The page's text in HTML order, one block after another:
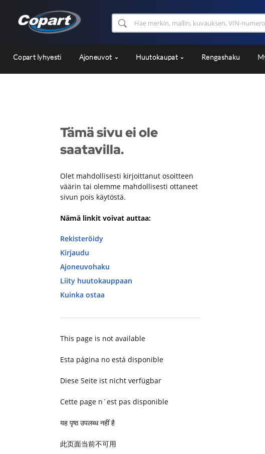
Copart lyhyesti Ajoneuvot Huutokaupat Rengashaku
Tämä sivu ei ole
saatavilla.
Olet mahdollisesti kirjoittanut osoitteen
väärin tai olemme mahdollisesti ottaneet
sivun pois käytöstä.
Nämä linkit voivat auttaa:
Rekisteröidy
Kirjaudu
Ajoneuvohaku
Liity huutokauppaan
Kuinka ostaa
This page is not available
Esta página no está disponible
Diese Seite ist nicht verfügbar
Cette page n´est pas disponible
यह पृष्ठ उपलब्ध नहीं है
此页面当前不可用